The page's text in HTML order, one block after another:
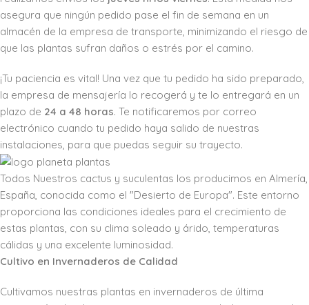
asegura que ningún pedido pase el fin de semana en un
almacén de la empresa de transporte, minimizando el riesgo de
que las plantas sufran daños o estrés por el camino.
¡Tu paciencia es vital! Una vez que tu pedido ha sido preparado,
la empresa de mensajería lo recogerá y te lo entregará en un
plazo de 24 a 48 horas. Te notificaremos por correo
electrónico cuando tu pedido haya salido de nuestras
instalaciones, para que puedas seguir su trayecto.
Todos Nuestros cactus y suculentas los producimos en Almería,
España, conocida como el "Desierto de Europa". Este entorno
proporciona las condiciones ideales para el crecimiento de
estas plantas, con su clima soleado y árido, temperaturas
cálidas y una excelente luminosidad.
Cultivo en Invernaderos de Calidad
Cultivamos nuestras plantas en invernaderos de última